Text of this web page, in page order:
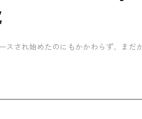
スされ始めたのにもかかわらず、ま